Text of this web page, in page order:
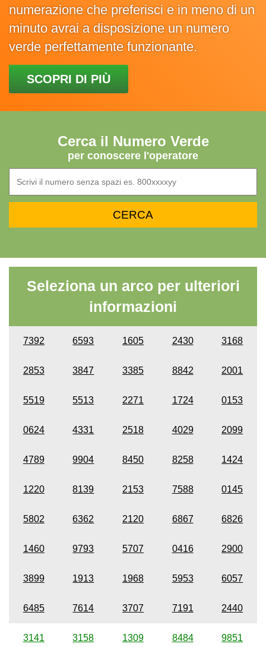
numerazione che preferisci e in meno di un
minuto avrai a disposizione un numero
verde perfettamente funzionante.
SCOPRI DI PIÙ
Cerca il Numero Verde
per conoscere l'operatore
Seleziona un arco per ulteriori
informazioni
7392 6593 1605 2430 3168
2853 3847 3385 8842 2001
5519 5513 2271 1724 0153
0624 4331 2518 4029 2099
4789 9904 8450 8258 1424
1220 8139 2153 7588 0145
5802 6362 2120 6867 6826
1460 9793 5707 0416 2900
3899 1913 1968 5953 6057
6485 7614 3707 7191 2440
3141 3158 1309 8484 9851